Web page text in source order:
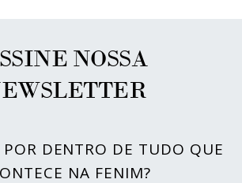
NOSSA
POR DENTRO DE TUDO QUE
NA FENIM?